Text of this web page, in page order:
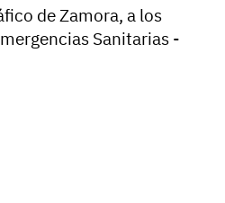
de Zamora, a los
Sanitarias -